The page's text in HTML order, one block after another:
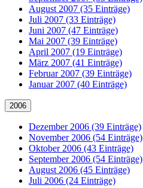
August 2007 (35 Einträge)
Juli 2007 (33 Einträge)
Juni 2007 (47 Einträge)
Mai 2007 (39 Einträge)
April 2007 (19 Einträge)
März 2007 (41 Einträge)
Februar 2007 (39 Einträge)
Januar 2007 (40 Einträge)
2006
Dezember 2006 (39 Einträge)
November 2006 (54 Einträge)
Oktober 2006 (43 Einträge)
September 2006 (54 Einträge)
August 2006 (45 Einträge)
Juli 2006 (24 Einträge)